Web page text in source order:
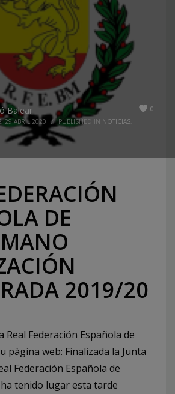
0
Balear
29 ABRIL 2020 / PUBLISHED IN NOTICIAS
DE
2019/20
Real Federación Española de
pàgina web: Finalizada la Junta
Federación Española de
tenido lugar esta tarde